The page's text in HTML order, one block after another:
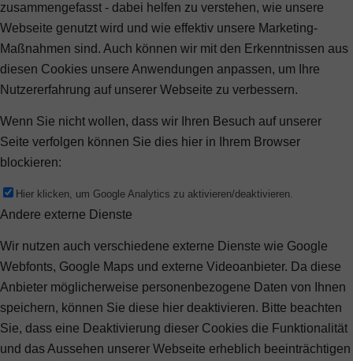
zusammengefasst - dabei helfen zu verstehen, wie unsere
Webseite genutzt wird und wie effektiv unsere Marketing-
Maßnahmen sind. Auch können wir mit den Erkenntnissen aus
diesen Cookies unsere Anwendungen anpassen, um Ihre
Nutzererfahrung auf unserer Webseite zu verbessern.
Wenn Sie nicht wollen, dass wir Ihren Besuch auf unserer
Seite verfolgen können Sie dies hier in Ihrem Browser
blockieren:
Hier klicken, um Google Analytics zu aktivieren/deaktivieren.
Andere externe Dienste
Wir nutzen auch verschiedene externe Dienste wie Google
Webfonts, Google Maps und externe Videoanbieter. Da diese
Anbieter möglicherweise personenbezogene Daten von Ihnen
speichern, können Sie diese hier deaktivieren. Bitte beachten
Sie, dass eine Deaktivierung dieser Cookies die Funktionalität
und das Aussehen unserer Webseite erheblich beeinträchtigen